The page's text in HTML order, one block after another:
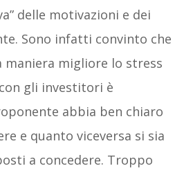
delle motivazioni e dei
Sono infatti convinto che
migliore lo stress
gli investitori è
abbia ben chiaro
e quanto viceversa si sia
a concedere. Troppo